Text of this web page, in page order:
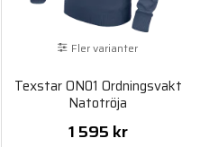
Fler varianter
Texstar ON01 Ordningsvakt
Natotröja
1 595 kr